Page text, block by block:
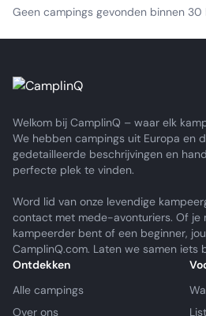
Geen campings gevonden binnen 30
Welkom bij CamplinQ – waar elk
We hebben campings uit Europa en
gedetailleerde beschrijvingen en
perfecte plek te vinden.
Word lid van onze levendige
contact met mede-avonturiers. Of je
kampeerder bent of een beginner,
CamplinQ.com. Laten we samen iets
Ontdekken
Alle campings
Over ons